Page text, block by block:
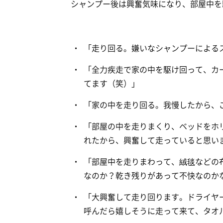
シャンプー後は興奮気味になり、部屋中
「走り回る。嫌いなシャンプーによる
「全力疾走で家の中を駆け回って、
てます（笑）」
「家の中を走り回る。我慢したから
「部屋の中を走りまくり、ベッドを
れたから、興奮して走っていると思い
「部屋中を走りまわって、絨毯など
なのか？乾き残りがあって不快なのか
「大興奮して走り回ります。ドライ
呼んだら嬉しそうに走って来て、タオ